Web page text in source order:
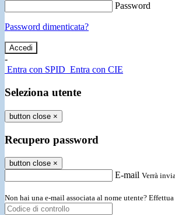
Password
Password dimenticata?
-
Entra con SPID Entra con CIE
Seleziona utente
button close ×
Recupero password
button close ×
E-mail Verrà
Non hai una e-mail associata al nome utente?